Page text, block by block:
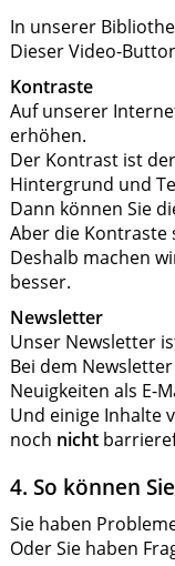
In unserer
Dieser Video-
Kontraste
Auf unserer
erhöhen.
Der Kontrast ist
Hintergrund und
Dann können Sie
Aber die Kontraste
Deshalb machen
besser.
Newsletter
Unser Newsletter
Bei dem
Neuigkeiten als E-
Und einige Inhalte
noch nicht
4. So können
Sie haben
Oder Sie haben